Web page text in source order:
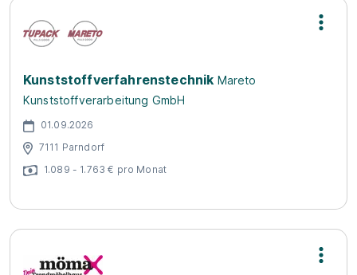
Kunststoffverfahrenstechnik Mareto
Kunststoffverarbeitung GmbH
01.09.2026
7111 Parndorf
1.089 - 1.763 € pro Monat